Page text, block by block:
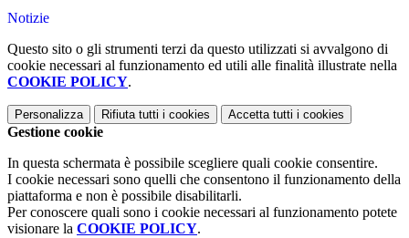
Notizie
Questo sito o gli strumenti terzi da questo utilizzati si avvalgono di
cookie necessari al funzionamento ed utili alle finalità illustrate nella
COOKIE POLICY.
Personalizza Rifiuta tutti i cookies Accetta tutti i cookies
Gestione cookie
In questa schermata è possibile scegliere quali cookie consentire.
I cookie necessari sono quelli che consentono il funzionamento della
piattaforma e non è possibile disabilitarli.
Per conoscere quali sono i cookie necessari al funzionamento potete
visionare la COOKIE POLICY.